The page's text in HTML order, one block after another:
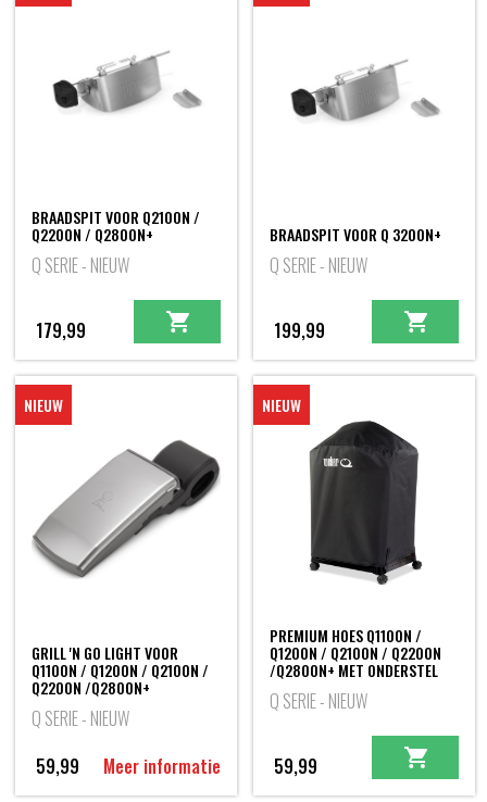
BRAADSPIT VOOR Q2100N /
Q2200N / Q2800N+
Q SERIE - NIEUW
179,99
BRAADSPIT VOOR Q 3200N+
Q SERIE - NIEUW
199,99
NIEUW
GRILL 'N GO LIGHT VOOR
Q1100N / Q1200N / Q2100N /
Q2200N /Q2800N+
Q SERIE - NIEUW
59,99
Meer informatie
NIEUW
PREMIUM HOES Q1100N /
Q1200N / Q2100N / Q2200N
/Q2800N+ MET ONDERSTEL
Q SERIE - NIEUW
59,99